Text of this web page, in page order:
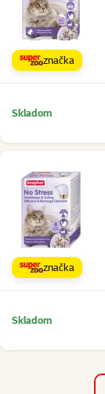
značka
Skladom
značka
Skladom